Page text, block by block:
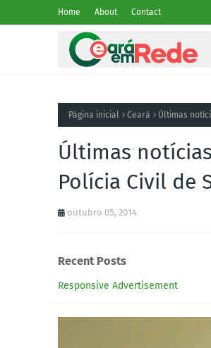
Home About Contact
Página inicial Ceará Últimas
Últimas
Polícia Civil de
outubro 05, 2014
Recent Posts
Responsive Advertisement